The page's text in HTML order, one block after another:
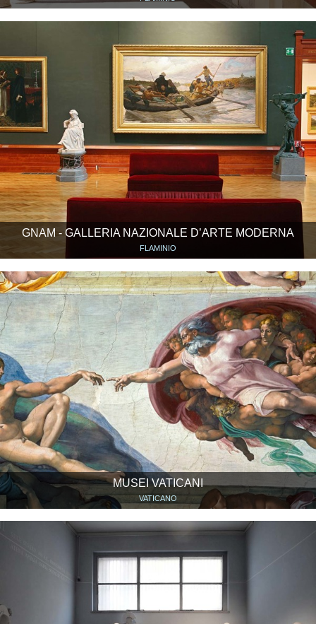
GNAM - GALLERIA NAZIONALE D’ARTE MODERNA
FLAMINIO
MUSEI VATICANI
VATICANO